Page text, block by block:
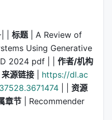
| 标题 | A Review of
Using Generative
2024 pdf | | 作者/机构
来源链接
https://dl.ac
资源
章节 | Recommender